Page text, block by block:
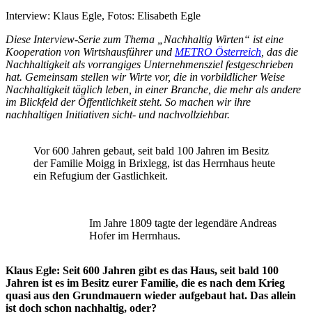
Interview: Klaus Egle, Fotos: Elisabeth Egle
Diese Interview-Serie zum Thema „Nachhaltig Wirten“ ist eine
Kooperation von Wirtshausführer und METRO Österreich , das die
Nachhaltigkeit als vorrangiges Unternehmensziel festgeschrieben
hat. Gemeinsam stellen wir Wirte vor, die in vorbildlicher Weise
Nachhaltigkeit täglich leben, in einer Branche, die mehr als andere
im Blickfeld der Öffentlichkeit steht. So machen wir ihre
nachhaltigen Initiativen sicht- und nachvollziehbar.
Vor 600 Jahren gebaut, seit bald 100 Jahren im Besitz
der Familie Moigg in Brixlegg, ist das Herrnhaus heute
ein Refugium der Gastlichkeit.
Im Jahre 1809 tagte der legendäre Andreas
Hofer im Herrnhaus.
Klaus Egle: Seit 600 Jahren gibt es das Haus, seit bald 100
Jahren ist es im Besitz eurer Familie, die es nach dem Krieg
quasi aus den Grundmauern wieder aufgebaut hat. Das allein
ist doch schon nachhaltig, oder?